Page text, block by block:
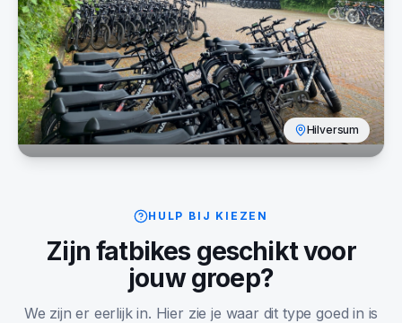
Hilversum
HULP BIJ KIEZEN
Zijnfatbikesgeschikt voor
jouw groep?
We zijn er eerlijk in. Hier zie je waar dit type goed in is